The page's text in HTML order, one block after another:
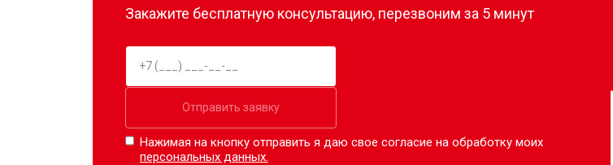
Закажите бесплатную консультацию, перезвоним за 5 минут
Отправить заявку
Нажимая на кнопку отправить я даю свое согласие на обработку моих
персональных данных.